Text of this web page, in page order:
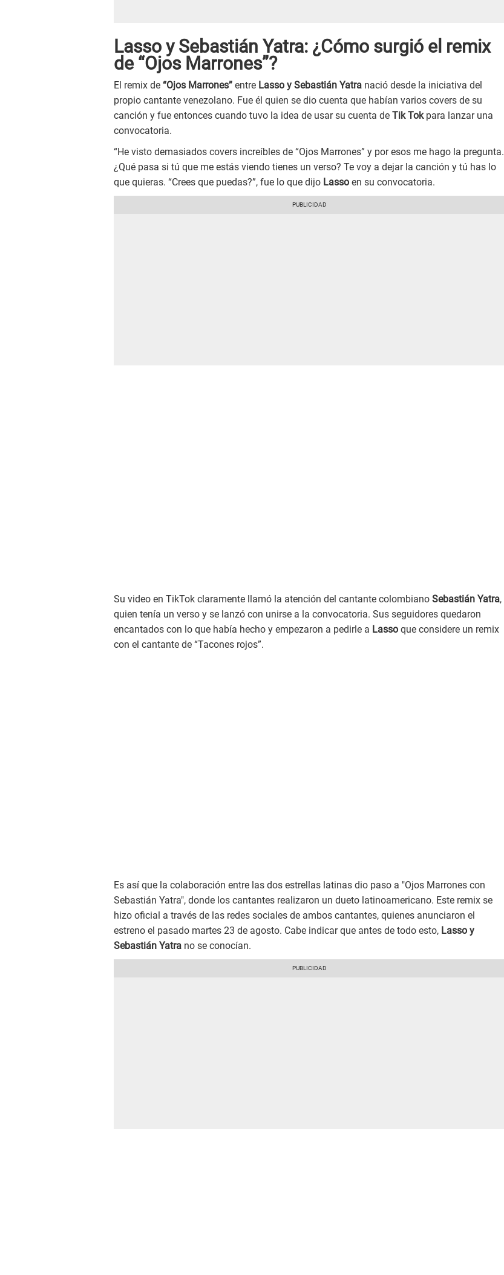
Lasso y Sebastián Yatra: ¿Cómo surgió el remix
de “Ojos Marrones”?
El remix de “Ojos Marrones” entre Lasso y Sebastián Yatra nació desde la iniciativa del
propio cantante venezolano. Fue él quien se dio cuenta que habían varios covers de su
canción y fue entonces cuando tuvo la idea de usar su cuenta de Tik Tokpara lanzar una
convocatoria.
“He visto demasiados covers increíbles de “Ojos Marrones” y por esos me hago la pregunta.
¿Qué pasa si tú que me estás viendo tienes un verso? Te voy a dejar la canción y tú has lo
que quieras. “Crees que puedas?”, fue lo que dijo Lasso en su convocatoria.
Su video en TikTok claramente llamó la atención del cantante colombiano Sebastián Yatra,
quien tenía un verso y se lanzó con unirse a la convocatoria. Sus seguidores quedaron
encantados con lo que había hecho y empezaron a pedirle a Lasso que considere un remix
con el cantante de “Tacones rojos”.
Es así que la colaboración entre las dos estrellas latinas dio paso a "Ojos Marrones con
Sebastián Yatra", donde los cantantes realizaron un dueto latinoamericano. Este remix se
hizo oficial a través de las redes sociales de ambos cantantes, quienes anunciaron el
estreno el pasado martes 23 de agosto. Cabe indicar que antes de todo esto, Lasso y
Sebastián Yatra no se conocían.